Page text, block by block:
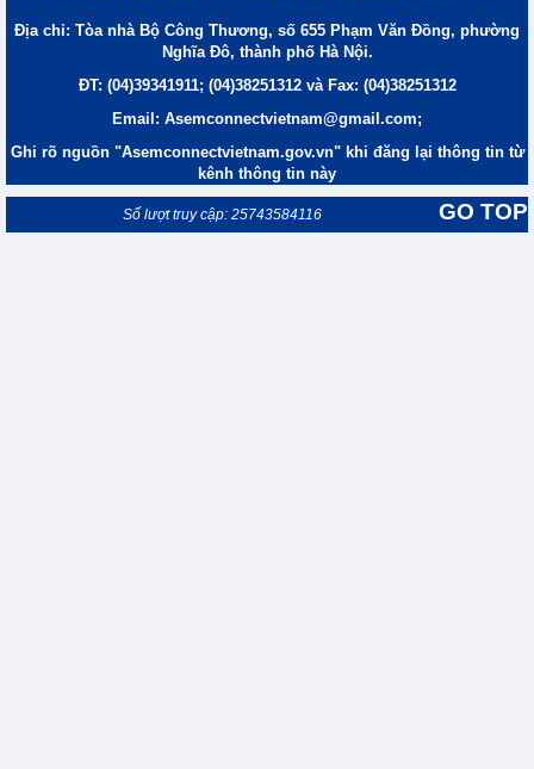
Địa chỉ: Tòa nhà Bộ Công Thương, số 655 Phạm Văn Đồng, phường
Nghĩa Đô, thành phố Hà Nội.
ĐT: (04)39341911; (04)38251312 và Fax: (04)38251312
Email: Asemconnectvietnam@gmail.com;
Ghi rõ nguồn "Asemconnectvietnam.gov.vn" khi đăng lại thông tin từ
kênh thông tin này
GO TOP
Số lượt truy cập: 25743584116